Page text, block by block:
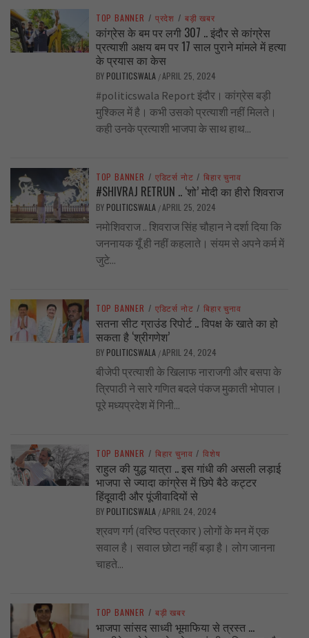
TOP BANNER / प्रदेश / बड़ी खबर
कांग्रेस के बम पर लगी 307 .. इंदौर से कांग्रेस
प्रत्याशी अक्षय बम पर 17 साल पुराने मांमले में हत्या
के प्रयास का केस
BY POLITICSWALA /APRIL 25, 2024
#politicswala Report इंदौर। कांग्रेस बड़ी
मुश्किल में है। कभी उसको प्रत्याशी नहीं मिलते।
कही उनके प्रत्याशी भाजपा के साथ हाथ...
TOP BANNER / एडिटर्स नोट / बिहार चुनाव
#SHIVRAJ RETRUN .. ‘शो’ मोदी का हीरो शिवराज
BY POLITICSWALA /APRIL 25, 2024
नमोशिवराज .. शिवराज सिंह चौहान ने दर्शा दिया कि
जननायक यूँ ही नहीं कहलाते। संयम से अपने कर्म में
जुटे...
TOP BANNER / एडिटर्स नोट / बिहार चुनाव
सतना सीट ग्राउंड रिपोर्ट .. विपक्ष के खाते का हो
सकता है ‘श्रीगणेश’
BY POLITICSWALA /APRIL 24, 2024
बीजेपी प्रत्याशी के खिलाफ नाराजगी और बसपा के
त्रिपाठी ने सारे गणित बदले पंकज मुकाती भोपाल।
पूरे मध्यप्रदेश में गिनी...
TOP BANNER / बिहार चुनाव / विशेष
राहुल की युद्ध यात्रा .. इस गांधी की असली लड़ाई
भाजपा से ज्यादा कांग्रेस में छिपे बैठे कट्टर
हिंदूवादी और पूंजीवादियों से
BY POLITICSWALA /APRIL 24, 2024
श्रवण गर्ग (वरिष्ठ पत्रकार ) लोगों के मन में एक
सवाल है। सवाल छोटा नहीं बड़ा है। लोग जानना
चाहते...
TOP BANNER / बड़ी खबर
भाजपा सांसद साध्वी भूमाफिया से त्रस्त …